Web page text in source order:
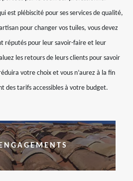
est plébiscité pour ses services de qualité,
pour changer vos tuiles, vous devez
réputés pour leur savoir-faire et leur
les retours de leurs clients pour savoir
votre choix et vous n’aurez à la fin
des tarifs accessibles à votre budget.